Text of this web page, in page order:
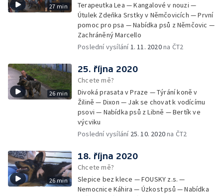
27 min
Terapeutka Lea — Kangalové v nouzi —
Útulek Zdeňka Srstky v Němčovicích — První
pomoc pro psa — Nabídka psů z Němčovic —
Zachráněný Marcello
Poslední vysílání1. 11. 2020na ČT2
26 min
25. října 2020
Chcete mě?
Divoká prasata v Praze — Týrání koně v
Žilině — Dixon — Jak se chovat k vodícímu
psovi — Nabídka psů z Libně — Bertík ve
výcviku
Poslední vysílání 25. 10. 2020na ČT2
26 min
18. října 2020
Chcete mě?
Slepice bez klece — FOUSKY z.s. —
Nemocnice Káhira — Úzkost psů — Nabídka